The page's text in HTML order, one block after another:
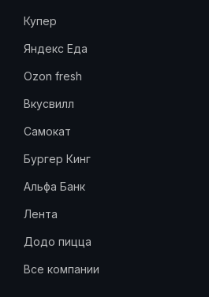
Купер
Яндекс Еда
Ozon fresh
Вкусвилл
Самокат
Бургер Кинг
Альфа Банк
Лента
Додо пицца
Все компании